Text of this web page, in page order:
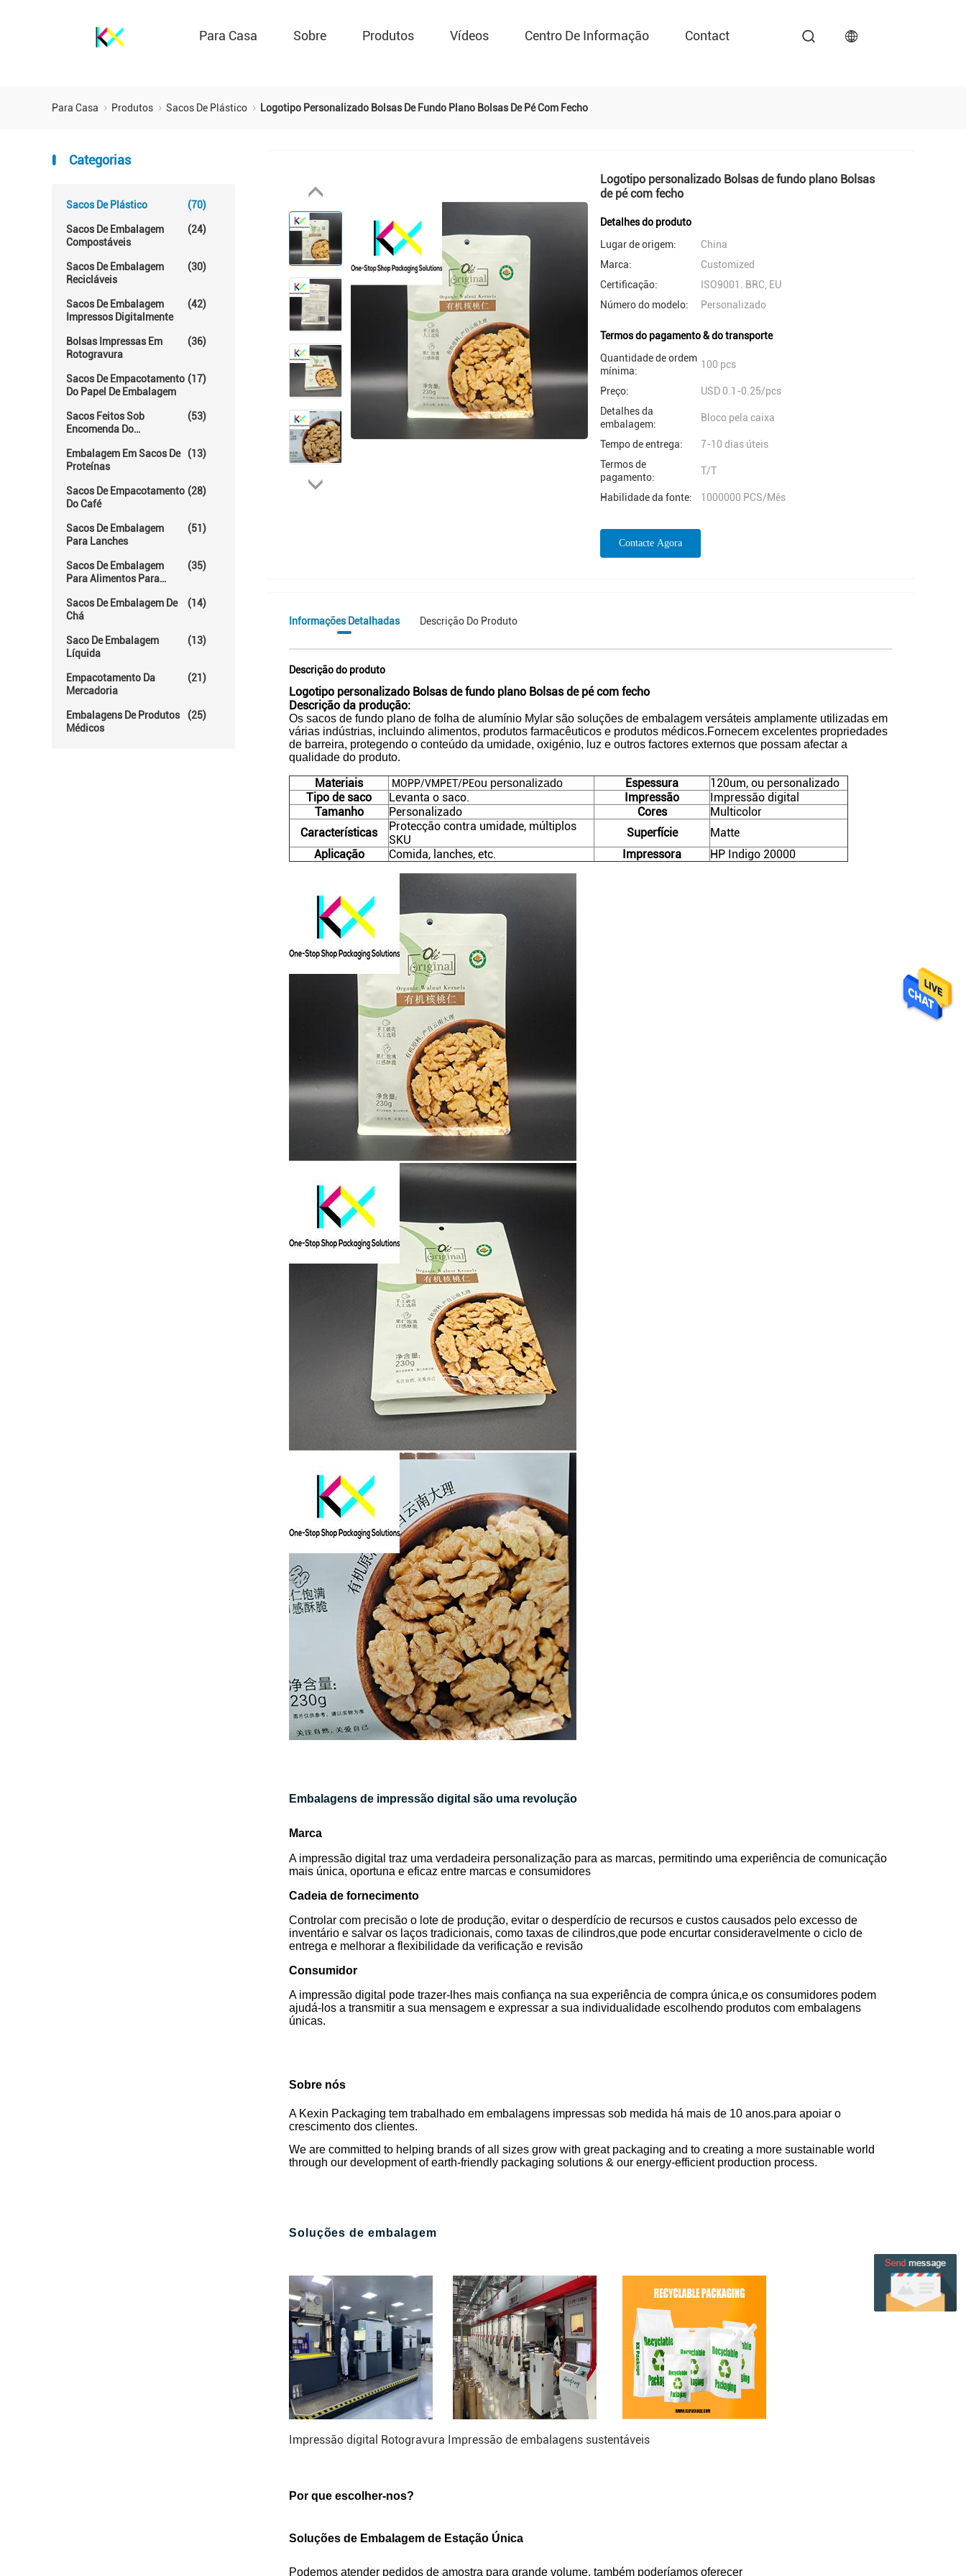
Para Casa Sobre Produtos Vídeos Centro De Informação Contact
Para Casa Produtos Sacos De Plástico Logotipo Personalizado Bolsas De Fundo Plano Bolsas De Pé Com Fecho
Categorias
Sacos De Plástico (70)
Sacos De Embalagem
Compostáveis
(24)
Sacos De Embalagem
Recicláveis
(30)
Sacos De Embalagem
Impressos Digitalmente
(42)
Bolsas Impressas Em
Rotogravura
(36)
Sacos De Empacotamento
Do Papel De Embalagem
(17)
Sacos Feitos Sob
Encomenda Do
Alimento
(53)
Embalagem Em Sacos De
Proteínas
(13)
Sacos De Empacotamento
Do Café
(28)
Sacos De Embalagem
Para Lanches
(51)
Sacos De Embalagem
Para Alimentos Para
(35)
Sacos De Embalagem De
Chá
(14)
Saco De Embalagem
Líquida
(13)
Empacotamento Da
Mercadoria
(21)
Embalagens De Produtos
Médicos
(25)
Logotipo personalizado Bolsas de fundo plano Bolsas
de pé com fecho
Detalhes do produto
Lugar de origem:
China
Marca:
Customized
Certificação:
ISO9001. BRC, EU
Número do modelo:
Personalizado
Termos do pagamento & do transporte
Quantidade de ordem
mínima:
100 pcs
Preço:
USD 0.1-0.25/pcs
Detalhes da
embalagem:
Bloco pela caixa
Tempo de entrega:
7-10 dias úteis
Termos de
pagamento:
T/T
Habilidade da fonte: 1000000 PCS/Mês
Contacte Agora
Informações Detalhadas Descrição Do Produto
Descrição do produto
Logotipo personalizado Bolsas de fundo plano Bolsas de pé com fecho
Descrição da produção:
Os sacos de fundo plano de folha de alumínio Mylar são soluções de embalagem versáteis amplamente utilizadas em
várias indústrias, incluindo alimentos, produtos farmacêuticos e produtos médicos.Fornecem excelentes propriedades
de barreira, protegendo o conteúdo da umidade, oxigénio, luz e outros factores externos que possam afectar a
qualidade do produto.
Materiais MOPP/VMPET/PEou personalizado Espessura
120um, ou personalizado
Tipo de saco
Levanta o saco. Impressão
Impressão digital
Tamanho
Personalizado Cores
Multicolor
Características
Protecção contra umidade, múltiplos
SKU
Superfície
Matte
Aplicação
Comida, lanches, etc. Impressora HP Indigo 20000
Embalagens de impressão digital são uma revolução
Marca
A impressão digital traz uma verdadeira personalização para as marcas, permitindo uma experiência de comunicação
mais única, oportuna e eficaz entre marcas e consumidores
Cadeia de fornecimento
Controlar com precisão o lote de produção, evitar o desperdício de recursos e custos causados pelo excesso de
inventário e salvar os laços tradicionais, como taxas de cilindros,que pode encurtar consideravelmente o ciclo de
entrega e melhorar a flexibilidade da verificação e revisão
Consumidor
A impressão digital pode trazer-lhes mais confiança na sua experiência de compra única,e os consumidores podem
ajudá-los a transmitir a sua mensagem e expressar a sua individualidade escolhendo produtos com embalagens
únicas.
Sobre nós
A Kexin Packaging tem trabalhado em embalagens impressas sob medida há mais de 10 anos.para apoiar o
crescimento dos clientes.
We are committed to helping brands of all sizes grow with great packaging and to creating a more sustainable world
through our development of earth-friendly packaging solutions & our energy-efficient production process.
Soluções de embalagem
Impressão digital Rotogravura Impressão de embalagens sustentáveis
Por que escolher-nos?
Soluções de Embalagem de Estação Única
Podemos atender pedidos de amostra para grande volume, também poderíamos oferecer